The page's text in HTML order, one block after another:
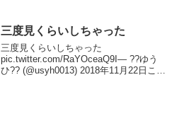
三度見くらいしちゃった
三度見くらいしちゃった
pic.twitter.com/RaYOceaQ9I— ??ゆう
ひ?? (@usyh0013) 2018年11月22日これ